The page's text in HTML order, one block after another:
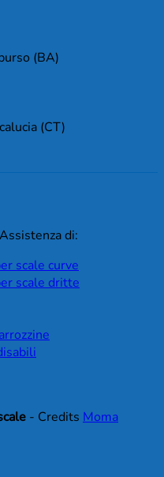
(BA)
(CT)
di:
scale curve
scale dritte
- Credits Moma